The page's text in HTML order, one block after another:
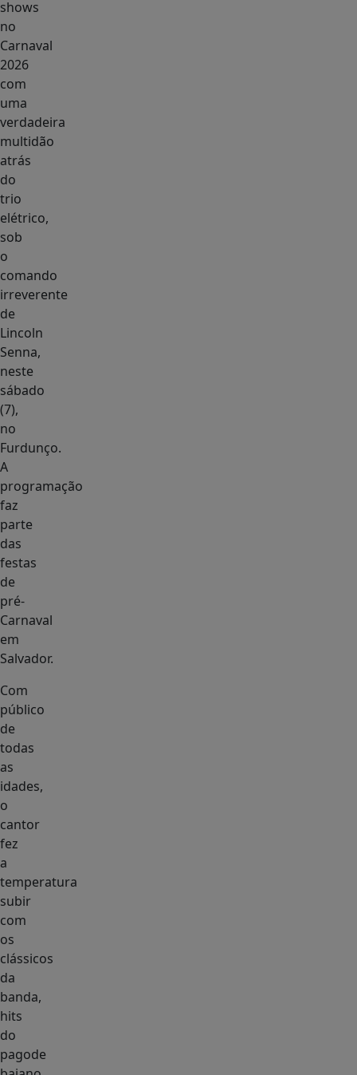
shows
no
Carnaval
2026
com
uma
verdadeira
multidão
atrás
do
trio
elétrico,
sob
o
comando
irreverente
de
Lincoln
Senna,
neste
sábado
(7),
no
Furdunço.
A
programação
faz
parte
das
festas
de
pré-
Carnaval
em
Salvador.
Com
público
de
todas
as
idades,
o
cantor
fez
a
temperatura
subir
com
os
clássicos
da
banda,
hits
do
pagode